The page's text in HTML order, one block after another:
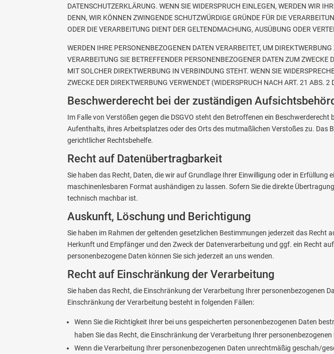
DATENSCHUTZERKLÄRUNG. WENN SIE WIDERSPRUCH EINLEGEN, WERDEN WIR
DENN, WIR KÖNNEN ZWINGENDE SCHUTZWÜRDIGE GRÜNDE FÜR DIE
ODER DIE VERARBEITUNG DIENT DER GELTENDMACHUNG, AUSÜBUNG ODER
WERDEN IHRE PERSONENBEZOGENEN DATEN VERARBEITET, UM
VERARBEITUNG SIE BETREFFENDER PERSONENBEZOGENER DATEN ZUM
MIT SOLCHER DIREKTWERBUNG IN VERBINDUNG STEHT. WENN SIE
ZWECKE DER DIREKTWERBUNG VERWENDET (WIDERSPRUCH NACH ART. 21 ABS. 2
Beschwerde­recht bei der zuständigen
Im Falle von Verstößen gegen die DSGVO steht den Betroffenen ein
Aufenthalts, ihres Arbeitsplatzes oder des Orts des mutmaßlichen Verstoßes zu.
gerichtlicher Rechtsbehelfe.
Recht auf Daten­übertrag­barkeit
Sie haben das Recht, Daten, die wir auf Grundlage Ihrer Einwilligung oder in
maschinenlesbaren Format aushändigen zu lassen. Sofern Sie die direkte
technisch machbar ist.
Auskunft, Löschung und Berichtigung
Sie haben im Rahmen der geltenden gesetzlichen Bestimmungen jederzeit das
Herkunft und Empfänger und den Zweck der Datenverarbeitung und ggf. ein Recht
personenbezogene Daten können Sie sich jederzeit an uns wenden.
Recht auf Einschränkung der Verarbeitung
Sie haben das Recht, die Einschränkung der Verarbeitung Ihrer personenbezogenen
Einschränkung der Verarbeitung besteht in folgenden Fällen:
Wenn Sie die Richtigkeit Ihrer bei uns gespeicherten personenbezogenen Daten
haben Sie das Recht, die Einschränkung der Verarbeitung Ihrer
Wenn die Verarbeitung Ihrer personenbezogenen Daten unrechtmäßig geschah/